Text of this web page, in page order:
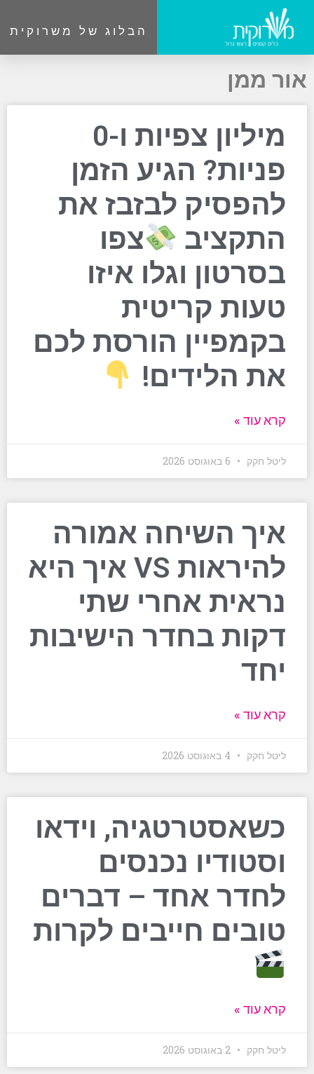
הבלוג של משרוקית
אור ממן
מיליון צפיות ו-0
פניות? הגיע הזמן
להפסיק לבזבז את
התקציב
צפו
בסרטון וגלו איזו
טעות קריטית
בקמפיין הורסת לכם
את הלידים!
קרא עוד »
ליטל חקק
איך השיחה אמורה
להיראות VS איך היא
נראית אחרי שתי
דקות בחדר הישיבות
יחד
קרא עוד »
ליטל חקק
כשאסטרטגיה, וידאו
וסטודיו נכנסים
לחדר אחד – דברים
טובים חייבים לקרות
קרא עוד »
ליטל חקק